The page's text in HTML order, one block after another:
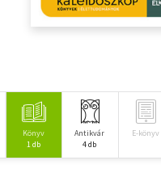
Könyv
1 db
Antikvár
4 db
E-könyv